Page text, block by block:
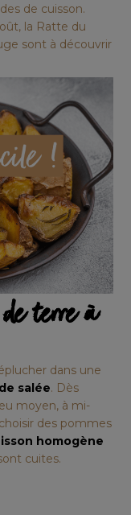
de cuisson.
la Ratte du
sont à découvrir
de terre à
dans une
salée. Dès
moyen, à mi-
des pommes
homogène
cuites.